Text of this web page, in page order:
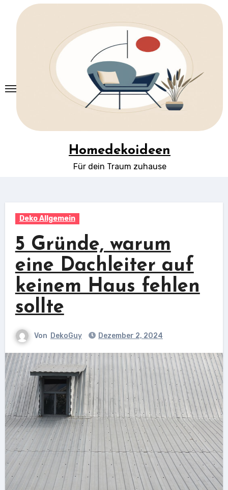
Springe
Homedekoideen
Für dein Traum zuhause
Deko Allgemein
5 Gründe, warum
eine Dachleiter auf
keinem Haus fehlen
sollte
Von DekoGuy Dezember 2, 2024